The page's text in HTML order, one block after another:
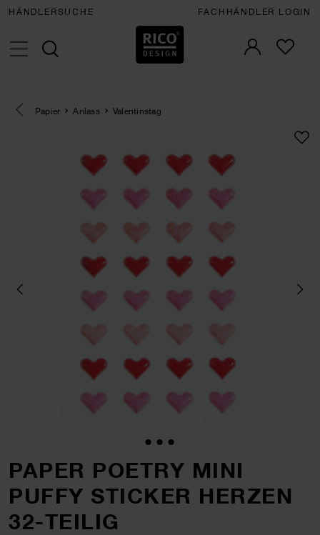
HÄNDLERSUCHE FACHHÄNDLER LOGIN
Eine Kategorie zurück navigieren
Papier Anlass Valentinstag
PAPER POETRY MINI
PUFFY STICKER HERZEN
32-TEILIG